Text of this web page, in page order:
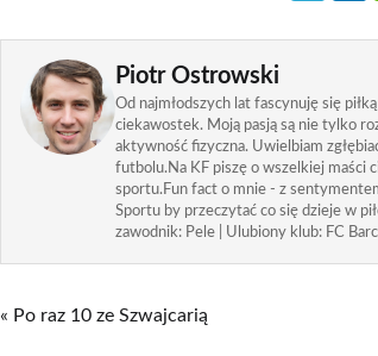
Piotr Ostrowski
Od najmłodszych lat fascynuję się
ciekawostek. Moją pasją są nie tylko
aktywność fizyczna. Uwielbiam
futbolu.Na KF piszę o wszelkiej maści
sportu.Fun fact o mnie - z
Sportu by przeczytać co się dzieje w
zawodnik: Pele | Ulubiony klub: FC
« Po raz 10 ze Szwajcarią